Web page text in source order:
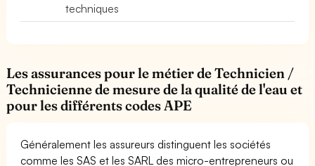
techniques
Les assurances pour le métier de Technicien /
Technicienne de mesure de la qualité de l'eau et
pour les différents codes APE
Généralement les assureurs distinguent les sociétés
comme les SAS et les SARL des micro-entrepreneurs ou